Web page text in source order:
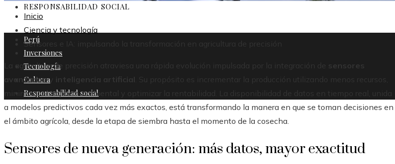
RESPONSABILIDAD SOCIAL
Perú
Inversiones
Tecnología
Cultura
Responsabilidad social
Inicio
Ciencia y tecnología
Sensores e IA: impulsando la transformación en agricultura de precisión
La agricultura de precisión atraviesa una rápida evolución impulsada por la integración de
sensores
avanzadosy inteligencia artificial . Su propósito es incrementar la producción utilizando menos recursos,
minimizar el impacto ambiental y optimizar la rentabilidad. La disponibilidad de datos en tiempo real, unida
a modelos predictivos cada vez más exactos, está transformando la manera en que se toman decisiones en
el ámbito agrícola, desde la etapa de siembra hasta el momento de la cosecha.
Sensores de nueva generación: más datos, mayor exactitud